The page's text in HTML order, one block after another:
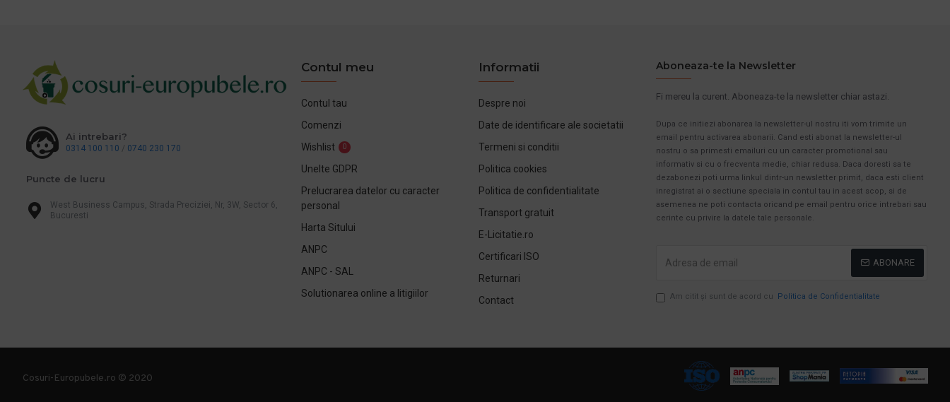
Ai intrebari?
0314 100 110 / 0740 230 170
Puncte de lucru
West Business Campus, Strada Preciziei, Nr, 3W, Sector 6,
Bucuresti
Contul meu
Contul tau
Comenzi
Wishlist
0
Unelte GDPR
Prelucrarea datelor cu caracter
personal
Harta Sitului
ANPC
ANPC - SAL
Solutionarea online a litigiilor
Informatii
Despre noi
Date de identificare ale societatii
Termeni si conditii
Politica cookies
Politica de confidentialitate
Transport gratuit
E-Licitatie.ro
Certificari ISO
Returnari
Contact
Aboneaza-te la Newsletter
Fi mereu la curent. Aboneaza-te la newsletter chiar astazi.
Dupa ce initiezi abonarea la newsletter-ul nostru iti vom trimite un
email pentru activarea abonarii. Cand esti abonat la newsletter-ul
nostru o sa primesti emailuri cu un caracter promotional sau
informativ si cu o frecventa medie, chiar redusa. Daca doresti sa te
dezabonezi poti urma linkul dintr-un newsletter primit, daca esti client
inregistrat ai o sectiune speciala in contul tau in acest scop, si de
asemenea ne poti contacta oricand pe email pentru orice intrebari sau
cerinte cu privire la datele tale personale.
ABONARE
Am citit şi sunt de acord cu Politica de Confidentialitate
Cosuri-Europubele.ro © 2020